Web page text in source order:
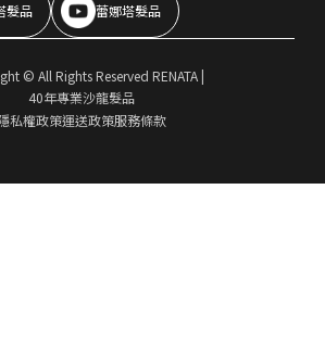
髮品 蕾娜塔髮品
© All Rights Reserved RENATA|
40年專業沙龍髮品
私權政策運送政策服務條款